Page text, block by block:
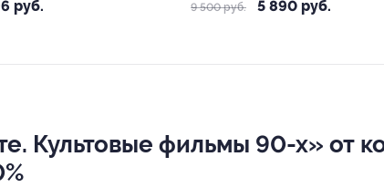
руб. 9 500 руб. 5 890 руб.
Культовые фильмы 90-х» от